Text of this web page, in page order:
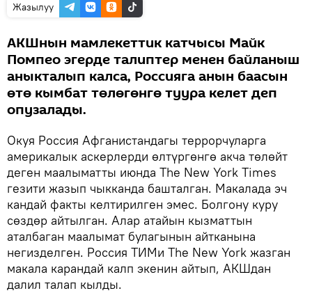
Жазылуу
АКШнын мамлекеттик катчысы Майк
Помпео эгерде талиптер менен байланыш
аныкталып калса, Россияга анын баасын
өтө кымбат төлөгөнгө туура келет деп
опузалады.
Окуя Россия Афганистандагы террорчуларга
америкалык аскерлерди өлтүргөнгө акча төлөйт
деген маалыматты июнда The New York Times
гезити жазып чыкканда башталган. Макалада эч
кандай факты келтирилген эмес. Болгону куру
сөздөр айтылган. Алар атайын кызматтын
аталбаган маалымат булагынын айтканына
негизделген. Россия ТИМи The New York жазган
макала карандай калп экенин айтып, АКШдан
далил талап кылды.